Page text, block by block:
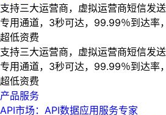
支持三大运营商，虚拟运营商短信发
专用通道，3秒可达，99.99％到达
超低资费
支持三大运营商，虚拟运营商短信发
专用通道，3秒可达，99.99％到达
超低资费
产品服务
API市场：API数据应用服务专家